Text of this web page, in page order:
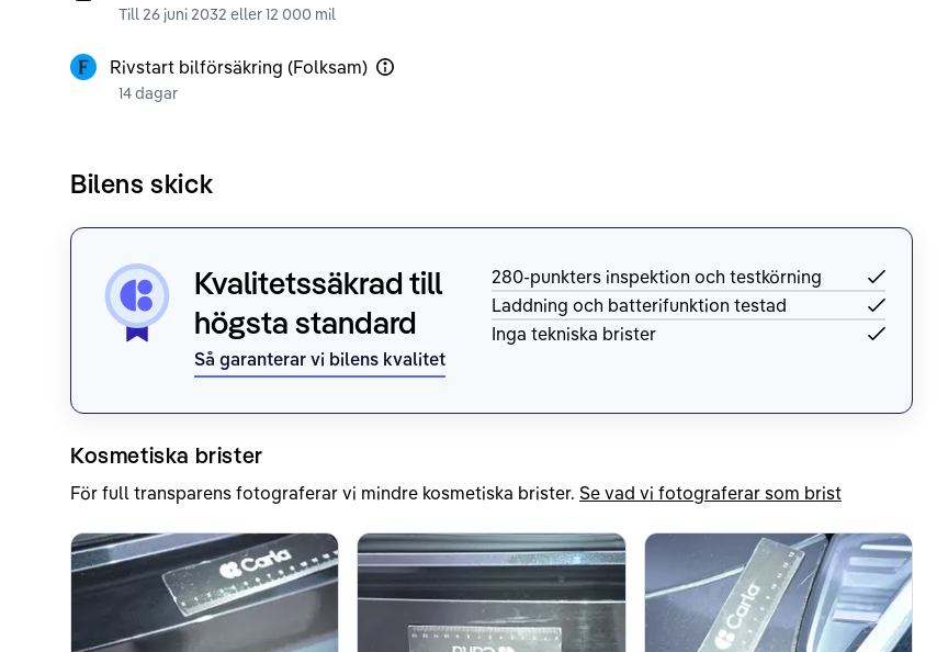
Till 26 juni 2032 eller 12 000 mil
Rivstart bilförsäkring (Folksam)
14 dagar
Bilens skick
Kvalitetssäkrad till
högsta standard
Så garanterar vi bilens kvalitet
280-punkters inspektion och testkörning
Laddning och batterifunktion testad
Inga tekniska brister
Kosmetiska brister
För full transparens fotograferar vi mindre kosmetiska brister. Se vad vi fotograferar som brist